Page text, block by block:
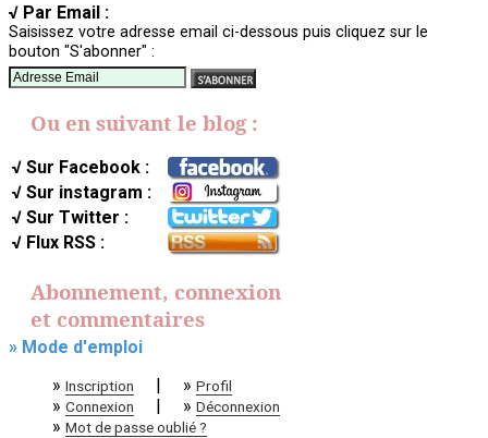
√ Par Email :
Saisissez votre adresse email ci-dessous puis cliquez sur le
bouton "S'abonner" :
Ou en suivant le blog :
√ Sur Facebook :
√ Sur instagram :
√ Sur Twitter :
√ Flux RSS :
Abonnement, connexion
et commentaires
» Mode d'emploi
» Inscription | » Profil
» Connexion | » Déconnexion
» Mot de passe oublié ?